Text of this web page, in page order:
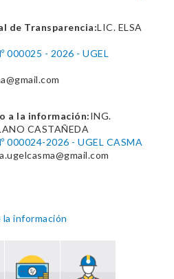
de Transparencia:LIC. ELSA
000025 - 2026 - UGEL
a la información:ING.
CASTAÑEDA
000024-2026 - UGEL CASMA
información